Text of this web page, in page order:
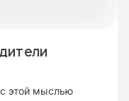
этой мыслью